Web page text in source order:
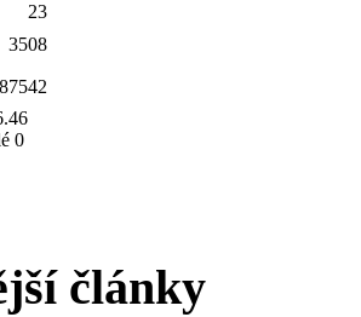
23
3508
0
články